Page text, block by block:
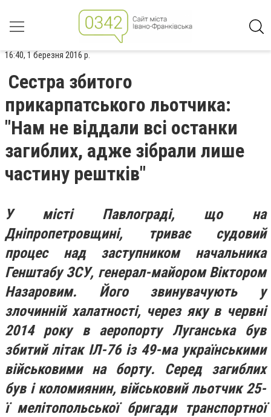
16:40, 1 березня 2016 р.
Сестра збитого
прикарпатського льотчика:
"Нам не віддали всі останки
загиблих, адже зібрали лише
частину рештків"
У місті Павлограді, що на
Дніпропетровщині, триває судовий
процес над заступником начальника
Генштабу ЗСУ, генерал-майором Віктором
Назаровим. Його звинувачують у
злочинній халатності, через яку в червні
2014 року в аеропорту Луганська був
збитий літак ІЛ-76 із 49-ма українськими
військовими на борту. Серед загиблих
був і коломиянин, військовий льотчик 25-
ї мелітопольської бригади транспортної